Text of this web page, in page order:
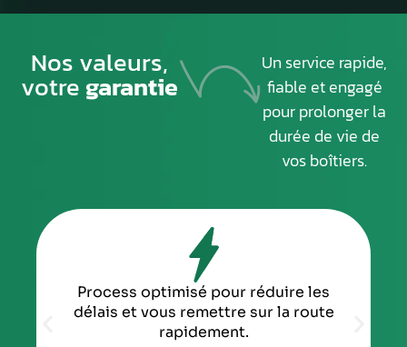
Nos valeurs,
votregarantie
Un service rapide,
fiable et engagé
pour prolonger la
durée de vie de
vos boîtiers.
Process optimisé pour réduire les
délais et vous remettre sur la route
rapidement.